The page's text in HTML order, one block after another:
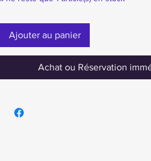
Ajouter au panier
Achat ou Réservation